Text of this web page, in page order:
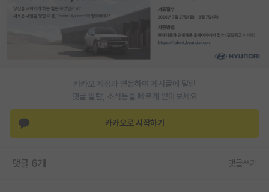
커리어
반도체 아카데미카카오 계정과 연동하여 게시글에 달린
댓글 알람, 소식등을 빠르게 받아보세요
카카오로 시작하기
댓글 6개 댓글쓰기